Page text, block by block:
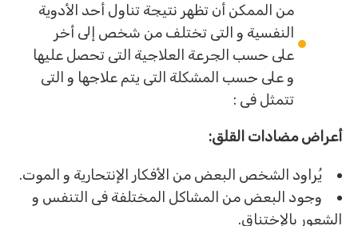
من الممكن أن تظهر نتيجة تناول أحد الأدوية
النفسية و التى تختلف من شخص إلى أخر
على حسب الجرعة العلاجية التى تحصل عليها
و على حسب المشكلة التى يتم علاجها و التى
تتمثل فى :
أعراض مضادات القلق:
يُراود الشخص البعض من الأفكار الإنتحارية و الموت.
وجود البعض من المشاكل المختلفة فى التنفس و
الشعور بالإختناق.